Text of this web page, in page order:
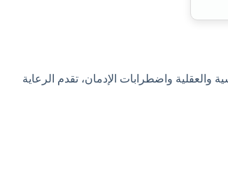
واضطرابات الإدمان، تقدم الرعاية